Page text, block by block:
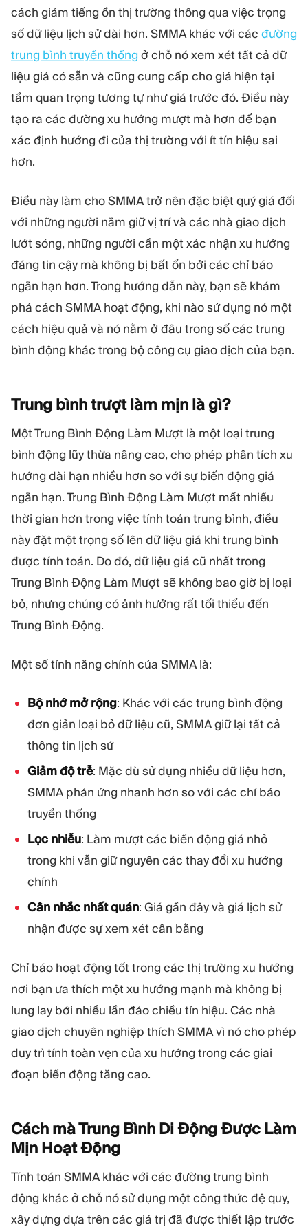
cách giảm tiếng ồn thị trường thông qua việc trọng
số dữ liệu lịch sử dài hơn. SMMA khác với các đường
trung bình truyền thống ở chỗ nó xem xét tất cả dữ
liệu giá có sẵn và cũng cung cấp cho giá hiện tại
tầm quan trọng tương tự như giá trước đó. Điều này
tạo ra các đường xu hướng mượt mà hơn để bạn
xác định hướng đi của thị trường với ít tín hiệu sai
hơn.
Điều này làm cho SMMA trở nên đặc biệt quý giá đối
với những người nắm giữ vị trí và các nhà giao dịch
lướt sóng, những người cần một xác nhận xu hướng
đáng tin cậy mà không bị bất ổn bởi các chỉ báo
ngắn hạn hơn. Trong hướng dẫn này, bạn sẽ khám
phá cách SMMA hoạt động, khi nào sử dụng nó một
cách hiệu quả và nó nằm ở đâu trong số các trung
bình động khác trong bộ công cụ giao dịch của bạn.
Trung bình trượt làm mịn là gì?
Một Trung Bình Động Làm Mượt là một loại trung
bình động lũy thừa nâng cao, cho phép phân tích xu
hướng dài hạn nhiều hơn so với sự biến động giá
ngắn hạn. Trung Bình Động Làm Mượt mất nhiều
thời gian hơn trong việc tính toán trung bình, điều
này đặt một trọng số lên dữ liệu giá khi trung bình
được tính toán. Do đó, dữ liệu giá cũ nhất trong
Trung Bình Động Làm Mượt sẽ không bao giờ bị loại
bỏ, nhưng chúng có ảnh hưởng rất tối thiểu đến
Trung Bình Động.
Một số tính năng chính của SMMA là:
Bộ nhớ mở rộng: Khác với các trung bình động
đơn giản loại bỏ dữ liệu cũ, SMMA giữ lại tất cả
thông tin lịch sử
Giảm độ trễ: Mặc dù sử dụng nhiều dữ liệu hơn,
SMMA phản ứng nhanh hơn so với các chỉ báo
truyền thống
Lọc nhiễu: Làm mượt các biến động giá nhỏ
trong khi vẫn giữ nguyên các thay đổi xu hướng
chính
Cân nhắc nhất quán: Giá gần đây và giá lịch sử
nhận được sự xem xét cân bằng
Chỉ báo hoạt động tốt trong các thị trường xu hướng
nơi bạn ưa thích một xu hướng mạnh mà không bị
lung lay bởi nhiều lần đảo chiều tín hiệu. Các nhà
giao dịch chuyên nghiệp thích SMMA vì nó cho phép
duy trì tính toàn vẹn của xu hướng trong các giai
đoạn biến động tăng cao.
Cách mà Trung Bình Di Động Được Làm
Mịn HoạtĐộng
Tính toán SMMA khác với các đường trung bình
động khác ở chỗ nó sử dụng một công thức đệ quy,
xây dựng dựa trên các giá trị đã được thiết lập trước
Sàn giao dịch Hậu cần
TÀI NGUYÊN
Hướng dẫn tiếp thị
Thuật ngữ
Video hướng dẫn
Công cụ tính lợi nhuận
THÊM
Giới thiệu về Quadcode
Đội ngũ
Sự kiện
Con số
Bền vững
THEO DÕI CHÚNG TÔI